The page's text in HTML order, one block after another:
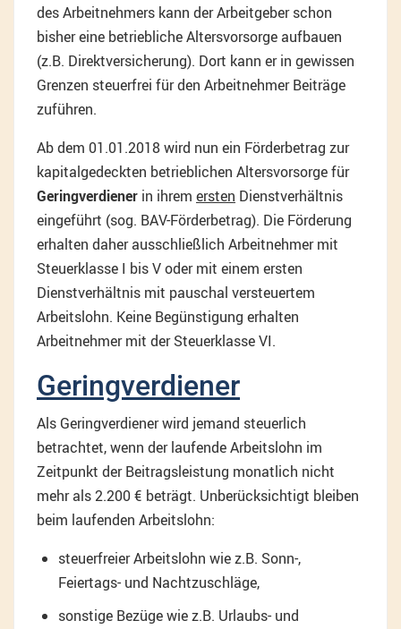
des Arbeitnehmers kann der Arbeitgeber schon
bisher eine betriebliche Altersvorsorge aufbauen
(z.B. Direktversicherung). Dort kann er in gewissen
Grenzen steuerfrei für den Arbeitnehmer Beiträge
zuführen.
Ab dem 01.01.2018 wird nun ein Förderbetrag zur
kapitalgedeckten betrieblichen Altersvorsorge für
Geringverdiener in ihrem ersten Dienstverhältnis
eingeführt (sog. BAV-Förderbetrag). Die Förderung
erhalten daher ausschließlich Arbeitnehmer mit
Steuerklasse I bis V oder mit einem ersten
Dienstverhältnis mit pauschal versteuertem
Arbeitslohn. Keine Begünstigung erhalten
Arbeitnehmer mit der Steuerklasse VI.
Geringverdiener
Als Geringverdiener wird jemand steuerlich
betrachtet, wenn der laufende Arbeitslohn im
Zeitpunkt der Beitragsleistung monatlich nicht
mehr als 2.200 € beträgt. Unberücksichtigt bleiben
beim laufenden Arbeitslohn:
steuerfreier Arbeitslohn wie z.B. Sonn-,
Feiertags- und Nachtzuschläge,
sonstige Bezüge wie z.B. Urlaubs- und